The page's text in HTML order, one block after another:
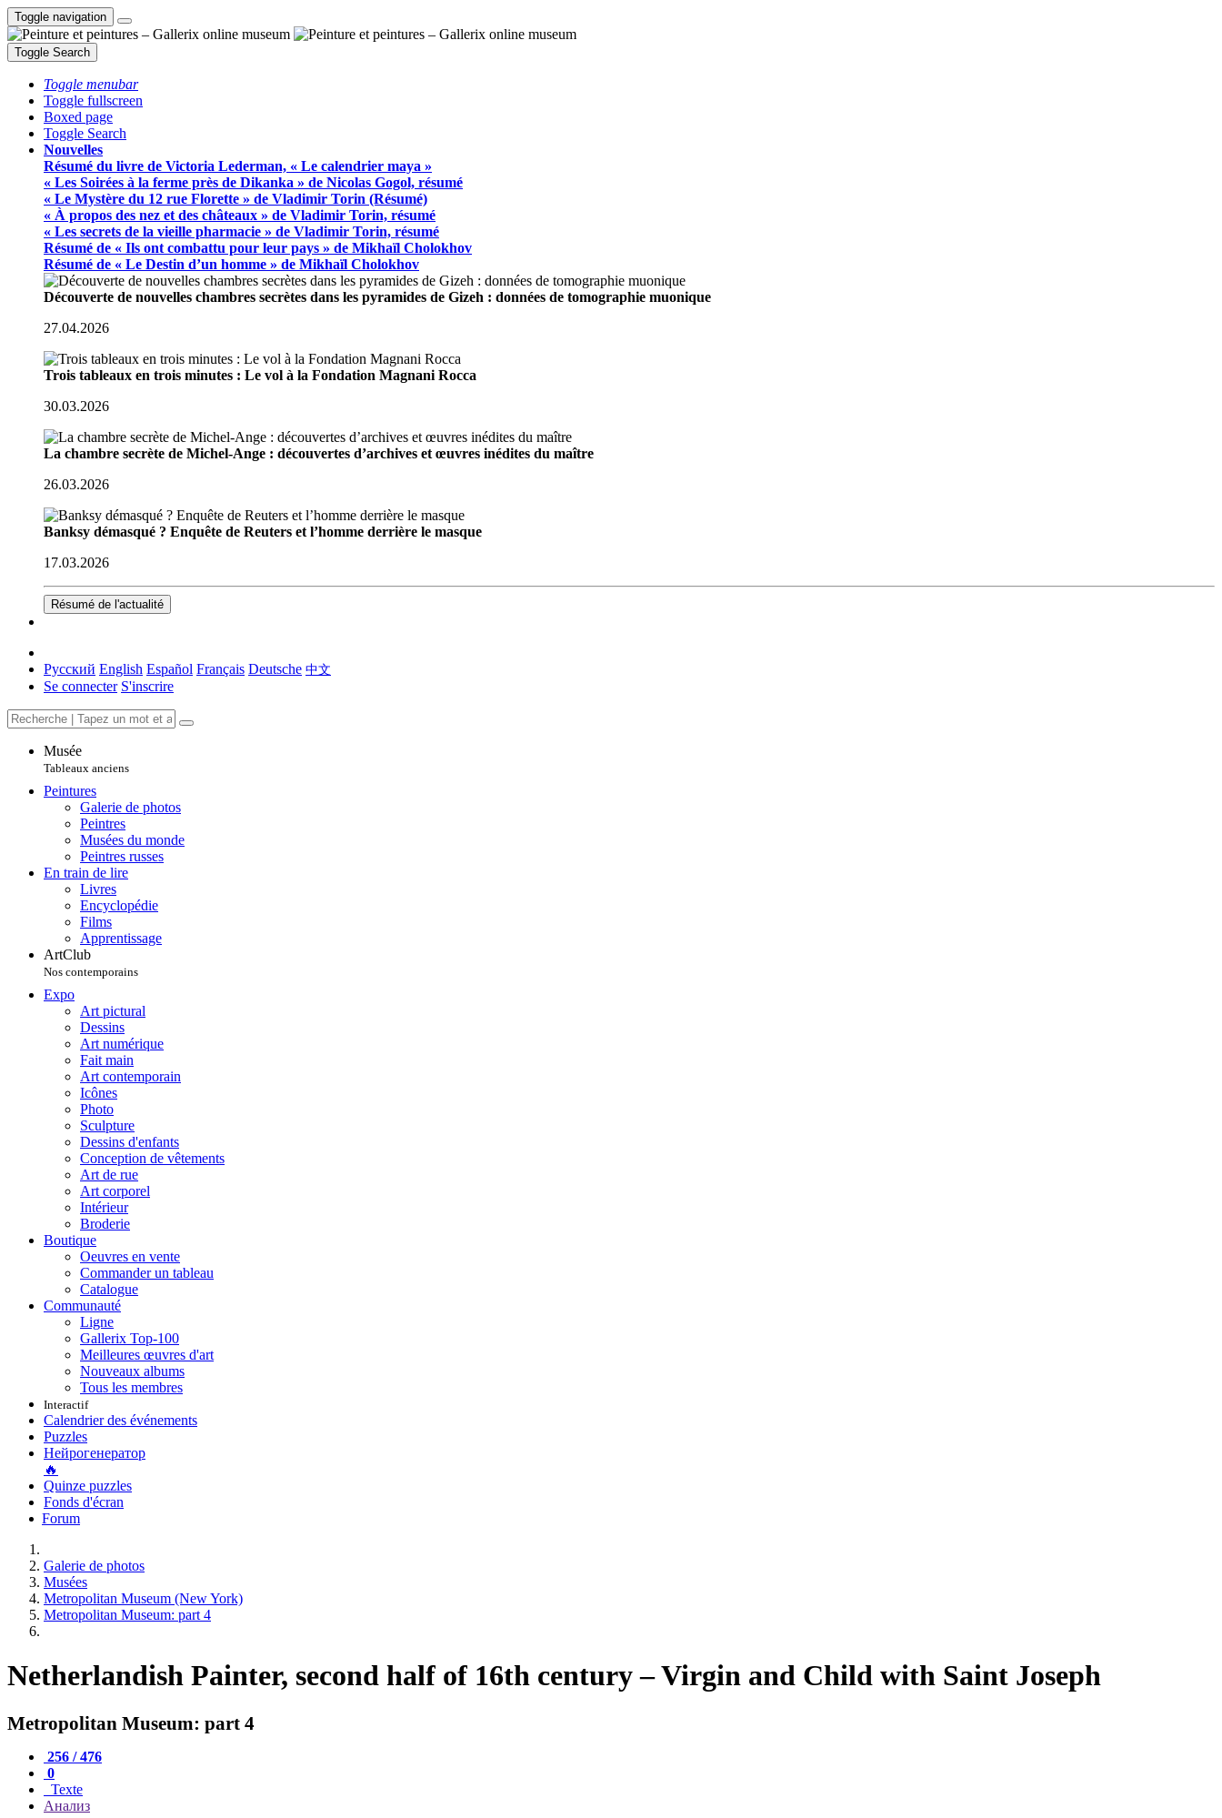
Toggle navigation
Toggle Search
Toggle menubar
Toggle fullscreen
Boxed page
Toggle Search
Nouvelles
Résumé du livre de Victoria Lederman, « Le calendrier maya »
« Les Soirées à la ferme près de Dikanka » de Nicolas Gogol, résumé
« Le Mystère du 12 rue Florette » de Vladimir Torin (Résumé)
« À propos des nez et des châteaux » de Vladimir Torin, résumé
« Les secrets de la vieille pharmacie » de Vladimir Torin, résumé
Résumé de « Ils ont combattu pour leur pays » de Mikhaïl Cholokhov
Résumé de « Le Destin d’un homme » de Mikhaïl Cholokhov
Découverte de nouvelles chambres secrètes dans les pyramides de Gizeh : données de tomographie muonique
27.04.2026
Trois tableaux en trois minutes : Le vol à la Fondation Magnani Rocca
30.03.2026
La chambre secrète de Michel-Ange : découvertes d’archives et œuvres inédites du maître
26.03.2026
Banksy démasqué ? Enquête de Reuters et l’homme derrière le masque
17.03.2026
Résumé de l'actualité
Русский English Español Français Deutsche 中文
Se connecter S'inscrire
Musée
Tableaux anciens
Peintures
Galerie de photos
Peintres
Musées du monde
Peintres russes
En train de lire
Livres
Encyclopédie
Films
Apprentissage
ArtClub
Nos contemporains
Expo
Art pictural
Dessins
Art numérique
Fait main
Art contemporain
Icônes
Photo
Sculpture
Dessins d'enfants
Conception de vêtements
Art de rue
Art corporel
Intérieur
Broderie
Boutique
Oeuvres en vente
Commander un tableau
Catalogue
Communauté
Ligne
Gallerix Top-100
Meilleures œuvres d'art
Nouveaux albums
Tous les membres
Interactif
Calendrier des événements
Puzzles
Нейрогенератор
🔥
Quinze puzzles
Fonds d'écran
Forum
Galerie de photos
Musées
Metropolitan Museum (New York)
Metropolitan Museum: part 4
Netherlandish Painter, second half of 16th century – Virgin and Child with Saint Joseph
Metropolitan Museum: part 4
256 / 476
0
Texte
Анализ